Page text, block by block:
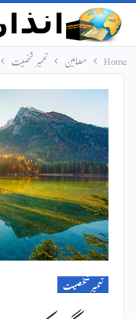
Home مضامین تعمیر شخصیت
تعمیر شخصیت